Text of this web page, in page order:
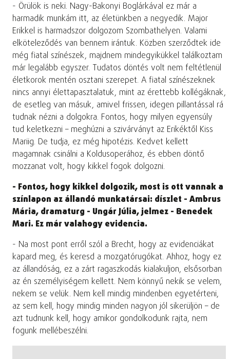
- Örülök is neki. Nagy-Bakonyi Boglárkával ez már a
harmadik munkám itt, az életünkben a negyedik. Major
Erikkel is harmadszor dolgozom Szombathelyen. Valami
elköteleződés van bennem irántuk. Közben szerződtek ide
még fiatal színészek, majdnem mindegyikükkel találkoztam
már legalább egyszer. Tudatos döntés volt nem feltétlenül
életkorok mentén osztani szerepet. A fiatal színészeknek
nincs annyi élettapasztalatuk, mint az érettebb kollégáknak,
de esetleg van másuk, amivel frissen, idegen pillantással rá
tudnak nézni a dolgokra. Fontos, hogy milyen egyensúly
tud keletkezni – meghúzni a szivárványt az Erikéktől Kiss
Mariig. De tudja, ez még hipotézis. Kedvet kellett
magamnak csinálni a Koldusoperához, és ebben döntő
mozzanat volt, hogy kikkel fogok dolgozni.
- Fontos, hogy kikkel dolgozik, most is ott vannak a
színlapon az állandó munkatársai: díszlet - Ambrus
Mária, dramaturg - Ungár Júlia, jelmez - Benedek
Mari. Ez már valahogy evidencia.
- Na most pont erről szól a Brecht, hogy az evidenciákat
kapard meg, és keresd a mozgatórugókat. Ahhoz, hogy ez
az állandóság, ez a zárt ragaszkodás kialakuljon, elsősorban
az én személyiségem kellett. Nem könnyű nekik se velem,
nekem se velük. Nem kell mindig mindenben egyetérteni,
az sem kell, hogy mindig minden nagyon jól sikerüljön – de
azt tudnunk kell, hogy amikor gondolkodunk rajta, nem
fogunk mellébeszélni.